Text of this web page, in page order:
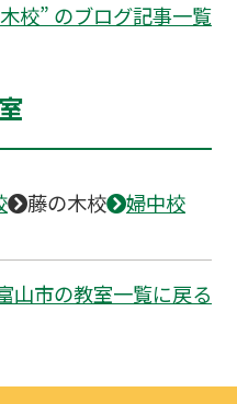
校” のブログ記事一覧
藤の木校
婦中校
山市の教室一覧に戻る